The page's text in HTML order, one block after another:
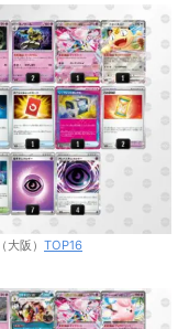
阪） TOP16